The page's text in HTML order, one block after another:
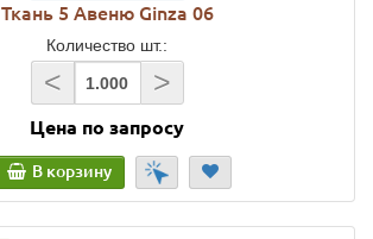
Ткань 5 Авеню Ginza 06
Количество шт.:
< >
Цена по запросу
В корзину